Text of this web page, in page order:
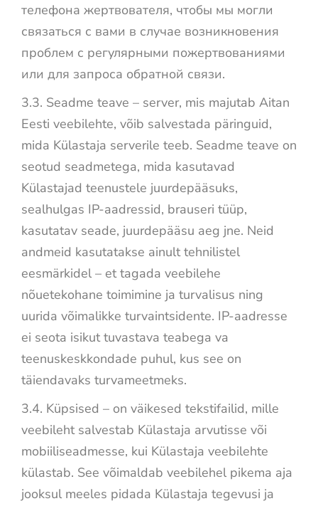
телефона жертвователя, чтобы мы могли
связаться с вами в случае возникновения
проблем с регулярными пожертвованиями
или для запроса обратной связи.
3.3. Seadme teave – server, mis majutab Aitan
Eesti veebilehte, võib salvestada päringuid,
mida Külastaja serverile teeb. Seadme teave on
seotud seadmetega, mida kasutavad
Külastajad teenustele juurdepääsuks,
sealhulgas IP-aadressid, brauseri tüüp,
kasutatav seade, juurdepääsu aeg jne. Neid
andmeid kasutatakse ainult tehnilistel
eesmärkidel – et tagada veebilehe
nõuetekohane toimimine ja turvalisus ning
uurida võimalikke turvaintsidente. IP-aadresse
ei seota isikut tuvastava teabega va
teenuskeskkondade puhul, kus see on
täiendavaks turvameetmeks.
3.4. Küpsised – on väikesed tekstifailid, mille
veebileht salvestab Külastaja arvutisse või
mobiiliseadmesse, kui Külastaja veebilehte
külastab. See võimaldab veebilehel pikema aja
jooksul meeles pidada Külastaja tegevusi ja